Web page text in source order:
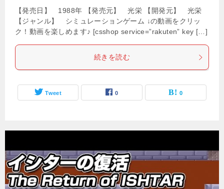
【発売日】 1988年 【発売元】 光栄 【開発元】 光栄
【ジャンル】 シミュレーションゲーム ↓の動画をクリッ
ク！動画を楽しめます♪ [csshop service=”rakuten” key […]
続きを読む
Tweet 0 0